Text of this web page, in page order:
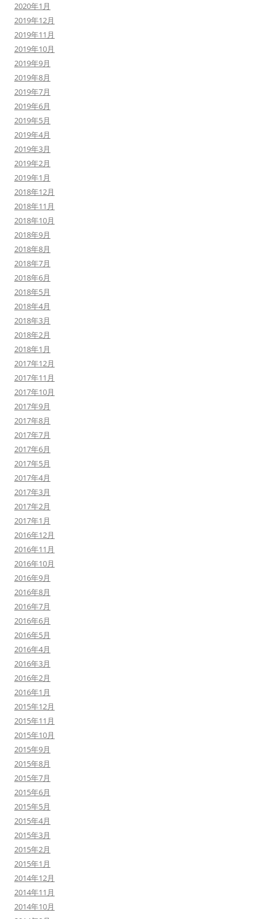
2020年1月
2019年12月
2019年11月
2019年10月
2019年9月
2019年8月
2019年7月
2019年6月
2019年5月
2019年4月
2019年3月
2019年2月
2019年1月
2018年12月
2018年11月
2018年10月
2018年9月
2018年8月
2018年7月
2018年6月
2018年5月
2018年4月
2018年3月
2018年2月
2018年1月
2017年12月
2017年11月
2017年10月
2017年9月
2017年8月
2017年7月
2017年6月
2017年5月
2017年4月
2017年3月
2017年2月
2017年1月
2016年12月
2016年11月
2016年10月
2016年9月
2016年8月
2016年7月
2016年6月
2016年5月
2016年4月
2016年3月
2016年2月
2016年1月
2015年12月
2015年11月
2015年10月
2015年9月
2015年8月
2015年7月
2015年6月
2015年5月
2015年4月
2015年3月
2015年2月
2015年1月
2014年12月
2014年11月
2014年10月